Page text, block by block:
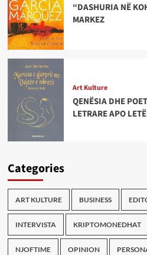
“DASHURIA NË
MARKEZ
Art Kulture
QENËSIA DHE
LETRARE APO
Categories
ART KULTURE BUSINESS
INTERVISTA KRIPTOMONEDHAT
NJOFTIME OPINION